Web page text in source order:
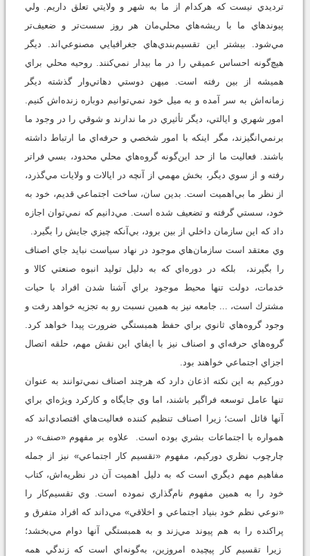
ترديدي نيست كه هركدام از ما به شهر و ولايتي تعلق داريم. ولي
پيوندهاي ما با ريشه‌هاي محلي‌مان هر روز سست‌تر و ضعيف‌تر
مي‌شود. بيشتر اين تقسيم‌بندي‌هاي جغرافيايي‌ مصنوعي‌اند. ديگر
هيچ‌گونه احساس عميقي را در ما بيدار نمي‌كنند. روحيه محلي براي
هميشه از بين رفته است. ميهن دوستي دهاتي‌وار گذشته ديگر
زمانه‌اش به سر آمده و به ميل خود نمي‌توانيم دوباره زنده‌اش كنيم.
امور شهري و ايالتي، ديگر تأثيري در ما ندارند و شوقي را در وجود ما
برنمي‌انگيزند، مگر اينكه با امور شخصي و حرفه‌اي ما ارتباط داشته
باشند. فعاليت ما از حد اين‌گونه گروه‌هاي محلي محدود، بسي فراتر
رفته و از سوي ديگر، بخش مهمي از آنچه در ايالات و ولايات مي‌گذرد،
از نظر ما بي‌اهميت است. بدين سان، ساخت اجتماعي قديم، خود به
خود، سستي گرفته و تضعيف شده است. مي‌دانيم كه نمي‌توان اجازه
داد كه اين سازمان داخلي از بين برود، بي‌آنكه چيزي جايش را بگيرد.
وي معتقد است سازمان‌هاي موجود در نهاد سياست نبايد جاي اصناف
را بگيرند، بلكه در دوره‌اي كه به دليل توليد انبوه صنعتي كالا و
خدمات، دولت تنها محيط موجود براي آشنا شدن افراد با حيات
مشترك است، ... جامعه نيز به همين نسبت رو به تجزيه خواهد رفت و
وجود گروه‌هاي ثانوي براي حفظ همبستگي ضرورت پيدا خواهد كرد.
گروه‌هاي حرفه‌اي و اصناف نيز با ايفاي اين نقش مهم، حلقه اتصال
اجزاي اجتماعي خواهند بود.
دوركيم به اين نكته اذعان دارد كه هرچند اصناف نمي‌توانند به عنوان
تنها عامل توسعه فراگير باشند، اما وي جايگاه و كاركرد ويژه‌اي براي
آنها قائل است؛ زيرا اصناف تنظيم كننده فعاليت‌هاي اقتصادي‌اند كه
همواره با اجتماعات بشري بوده است. علاوه بر مفهوم «صنف» در
چارچوب نظري دوركيم، مفهوم «تقسيم كار اجتماعي» نيز از جمله
مفاهيم مهم ديگري است كه به دليل اهميت آن در نظريه‌اش، كتاب
خود را به همين مفهوم نام‌گذاري نموده است. وي تقسيم‌كار را
«نوعي نظم خود بنياد اجتماعي و اخلاقي» مي‌داند كه افراد متفرق و
پراكنده را به هم پيوند مي‌زند و به همبستگي آنها دوام مي‌بخشد؛
زيرا تقسيم كار پيچيده امروزين، به‌گونه‌اي است كه زندگي همه